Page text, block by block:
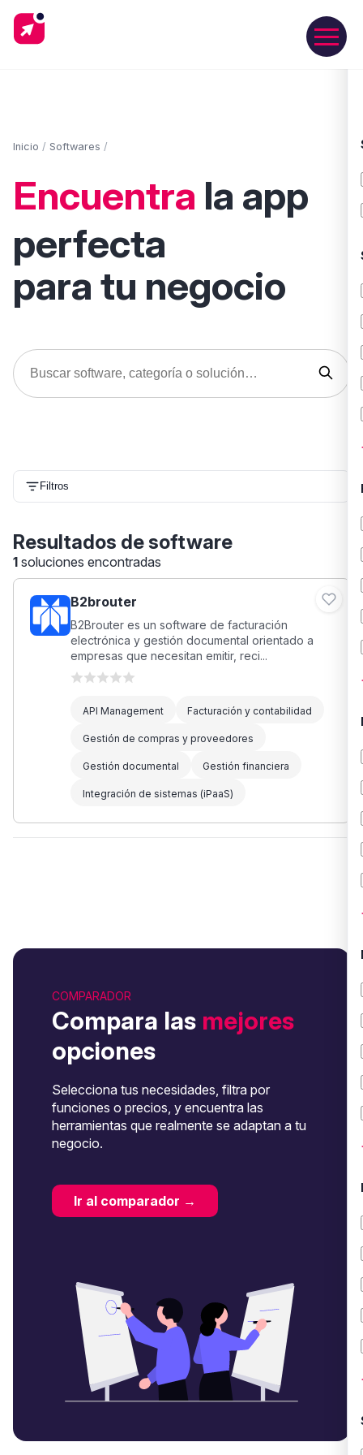
Inicio / Softwares /
Encuentra la app
perfecta
para tu negocio
Filtros
Resultados de software
1 soluciones encontradas
B2brouter
B2Brouter es un software de facturación
electrónica y gestión documental orientado a
empresas que necesitan emitir, reci...
API Management Facturación y contabilidad
Gestión de compras y proveedores
Gestión documental Gestión financiera
Integración de sistemas (iPaaS)
COMPARADOR
Compara las mejores
opciones
Selecciona tus necesidades, filtra por
funciones o precios, y encuentra las
herramientas que realmente se adaptan a tu
negocio.
Ir al comparador →